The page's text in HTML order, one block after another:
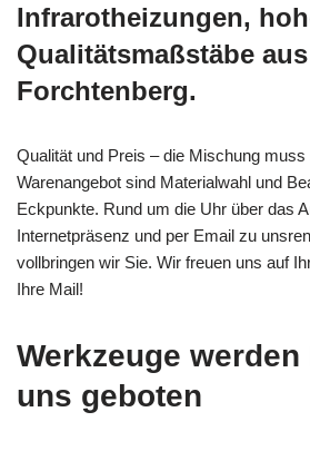
Infrarotheizungen,
Qualitätsmaßstäbe aus
Forchtenberg.
Qualität und Preis – die Mischung
Warenangebot sind Materialwahl und
Eckpunkte. Rund um die Uhr über das
Internetpräsenz und per Email zu
vollbringen wir Sie. Wir freuen uns auf
Ihre Mail!
Werkzeuge
uns geboten